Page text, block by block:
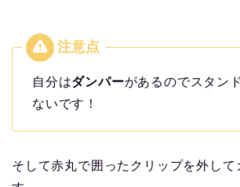
自分はダンパーがあるのでスタン
ないです！
そして赤丸で囲ったクリップを外して